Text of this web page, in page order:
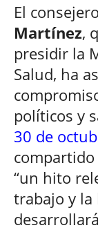
El
Martínez,
presidir la
Salud, ha
políticos y
30 de
compartido
“un hito
trabajo y la